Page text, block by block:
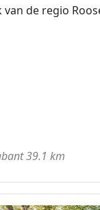
van de regio
39.1 km